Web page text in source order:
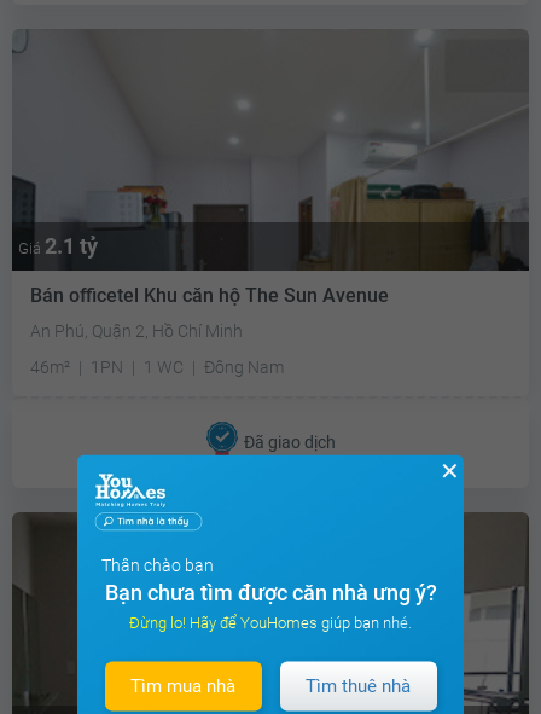
Giá 2.1 tỷ
Bán officetel Khu căn hộ The Sun Avenue
An Phú, Quận 2, Hồ Chí Minh
46m²
1PN 1 WC Đông Nam
Đã giao dịch
✕
Thân chào bạn
Bạn chưa tìm được căn nhà ưng ý?
Đừng lo! Hãy để YouHomes giúp bạn nhé.
Tìm mua nhà Tìm thuê nhà